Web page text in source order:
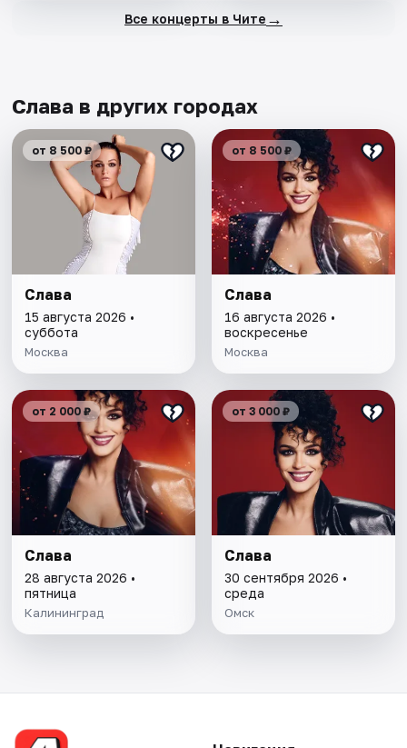
Все концерты в Чите →
Слава в других городах
от 8 500 ₽
Слава
15 августа 2026 •
суббота
Москва
от 8 500 ₽
Слава
16 августа 2026 •
воскресенье
Москва
от 2 000 ₽
Слава
28 августа 2026 •
пятница
Калининград
от 3 000 ₽
Слава
30 сентября 2026 •
среда
Омск